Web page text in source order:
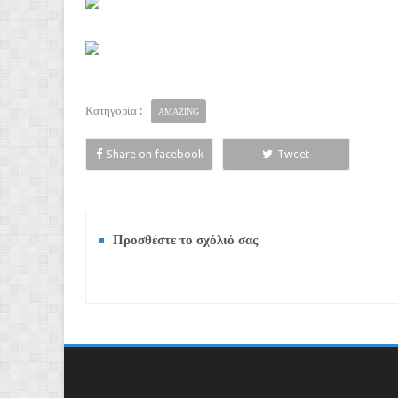
Κατηγορία : AMAZING
Share on facebook Tweet
Προσθέστε το σχόλιό σας